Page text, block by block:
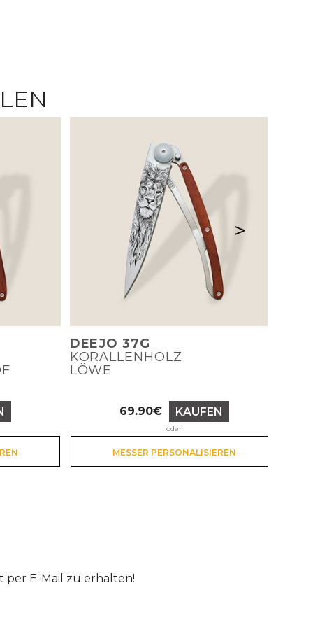
DEEJO 37G
KORALLENHOLZ
LÖWE
Preis
69.90€ KAUFEN
oder
MESSER PERSONALISIEREN
>
E-Mail zu erhalten!